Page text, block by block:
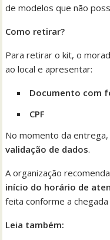
de modelos que não
Como retirar?
Para retirar o kit, o
ao local e apresentar:
Documento com
CPF
No momento da
validação de dados.
A organização
início do horário de
feita conforme a chegada
Leia também: